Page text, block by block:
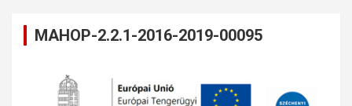
MAHOP-2.2.1-2016-2019-00095